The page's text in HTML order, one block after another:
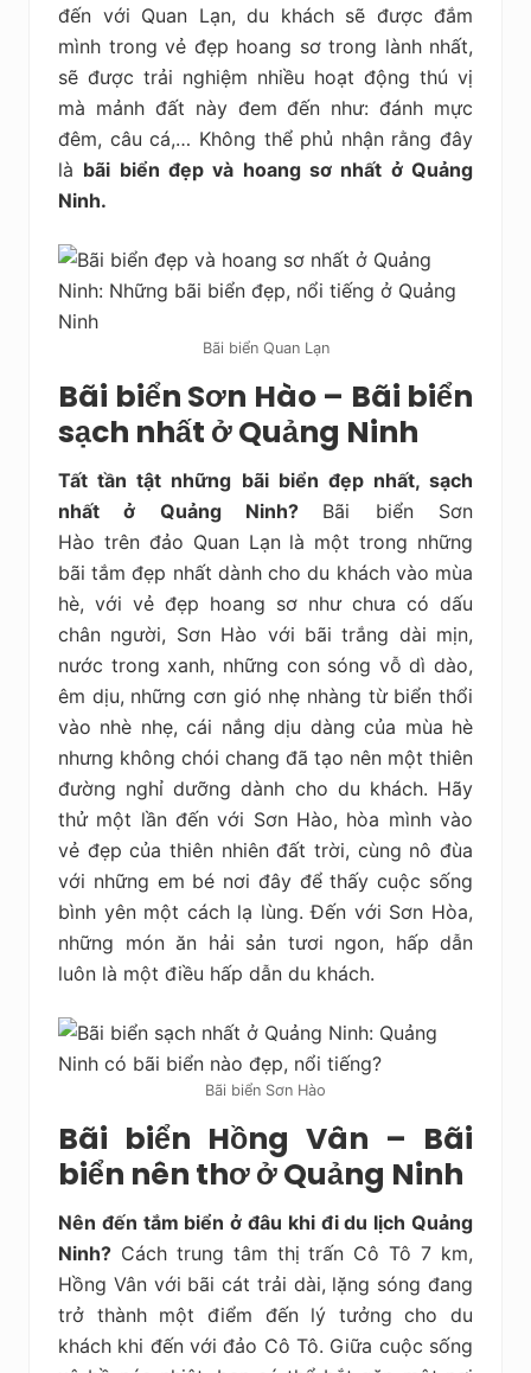
đến với Quan Lạn, du khách sẽ được đắm
mình trong vẻ đẹp hoang sơ trong lành nhất,
sẽ được trải nghiệm nhiều hoạt động thú vị
mà mảnh đất này đem đến như: đánh mực
đêm, câu cá,… Không thể phủ nhận rằng đây
là bãi biển đẹp và hoang sơ nhất ở Quảng
Ninh.
Bãi biển Quan Lạn
Bãi biển Sơn Hào – Bãi biển
sạch nhất ở Quảng Ninh
Tất tần tật những bãi biển đẹp nhất, sạch
nhất ở Quảng Ninh? Bãi biển Sơn
Hào trên đảo Quan Lạn là một trong những
bãi tắm đẹp nhất dành cho du khách vào mùa
hè, với vẻ đẹp hoang sơ như chưa có dấu
chân người, Sơn Hào với bãi trắng dài mịn,
nước trong xanh, những con sóng vỗ dì dào,
êm dịu, những cơn gió nhẹ nhàng từ biển thổi
vào nhè nhẹ, cái nắng dịu dàng của mùa hè
nhưng không chói chang đã tạo nên một thiên
đường nghỉ dưỡng dành cho du khách. Hãy
thử một lần đến với Sơn Hào, hòa mình vào
vẻ đẹp của thiên nhiên đất trời, cùng nô đùa
với những em bé nơi đây để thấy cuộc sống
bình yên một cách lạ lùng. Đến với Sơn Hòa,
những món ăn hải sản tươi ngon, hấp dẫn
luôn là một điều hấp dẫn du khách.
Bãi biển Sơn Hào
Bãi biển Hồng Vân – Bãi
biển nên thơ ở Quảng Ninh
Nên đến tắm biển ở đâu khi đi du lịch Quảng
Ninh? Cách trung tâm thị trấn Cô Tô 7 km,
Hồng Vân với bãi cát trải dài, lặng sóng đang
trở thành một điểm đến lý tưởng cho du
khách khi đến với đảo Cô Tô. Giữa cuộc sống